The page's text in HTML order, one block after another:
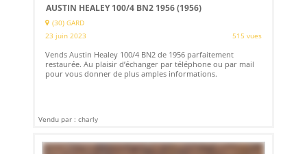
AUSTIN HEALEY 100/4 BN2 1956 (1956)
(30) GARD
23 juin 2023
515 vues
Vends Austin Healey 100/4 BN2 de 1956 parfaitement
restaurée. Au plaisir d’échanger par téléphone ou par mail
pour vous donner de plus amples informations.
Vendu par : charly